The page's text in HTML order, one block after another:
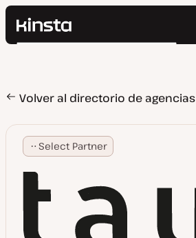
Kinsta®
Precios
Contacto
Buscar
Volver al directorio de agencias
Select Partner